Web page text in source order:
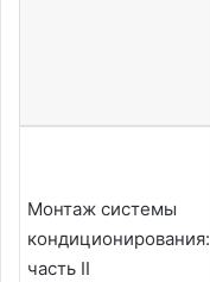
Монтаж системы
кондиционирования:
часть II